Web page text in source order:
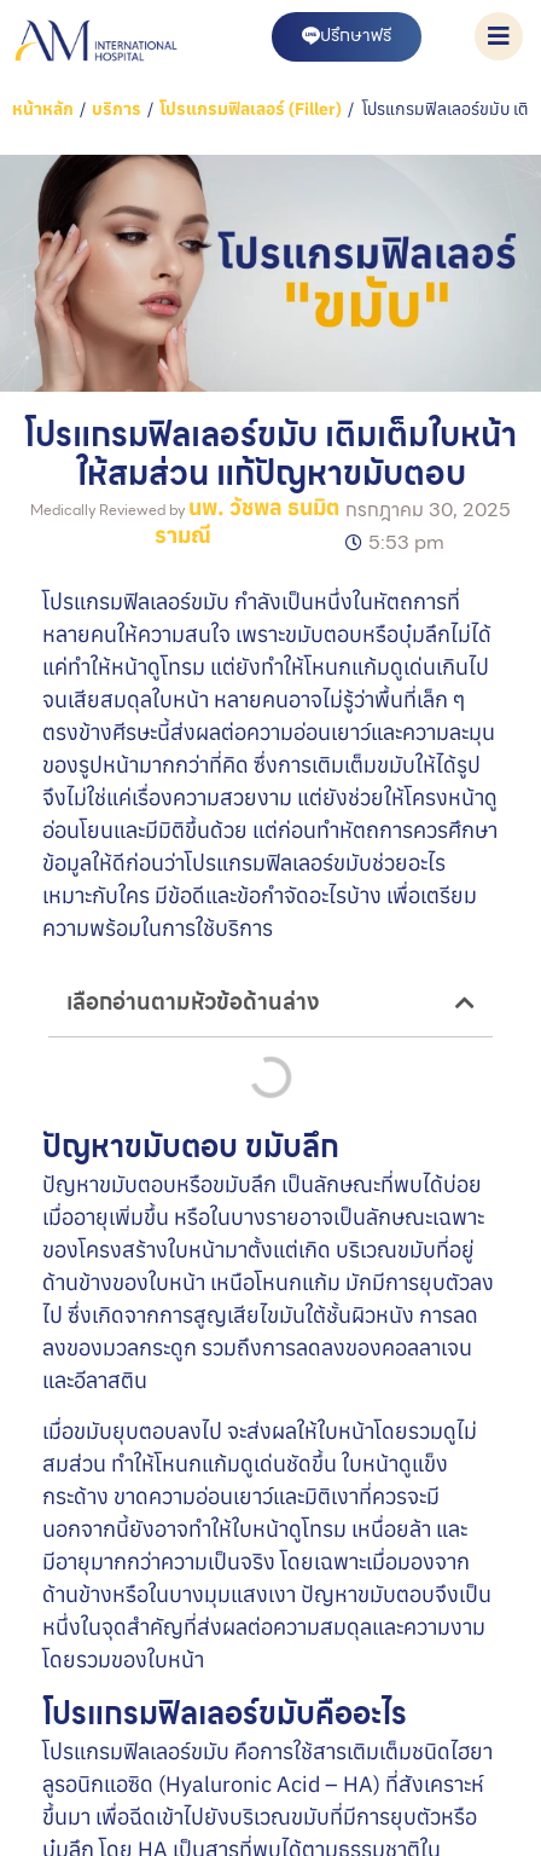
ปรึกษาฟรี
หน้าหลัก / บริการ / โปรแกรมฟิลเลอร์ (Filler) / โปรแกรมฟิลเลอร์ขมับ เติ
โปรแกรมฟิลเลอร์ขมับ เติมเต็มใบหน้า
ให้สมส่วน แก้ปัญหาขมับตอบ
Medically Reviewed by นพ. วัชพล ธนมิต
รามณี
กรกฎาคม 30, 2025
5:53 pm
โปรแกรมฟิลเลอร์ขมับ กำลังเป็นหนึ่งในหัตถการที่
หลายคนให้ความสนใจ เพราะขมับตอบหรือบุ๋มลึกไม่ได้
แค่ทำให้หน้าดูโทรม แต่ยังทำให้โหนกแก้มดูเด่นเกินไป
จนเสียสมดุลใบหน้า หลายคนอาจไม่รู้ว่าพื้นที่เล็ก ๆ
ตรงข้างศีรษะนี้ส่งผลต่อความอ่อนเยาว์และความละมุน
ของรูปหน้ามากกว่าที่คิด ซึ่งการเติมเต็มขมับให้ได้รูป
จึงไม่ใช่แค่เรื่องความสวยงาม แต่ยังช่วยให้โครงหน้าดู
อ่อนโยนและมีมิติขึ้นด้วย แต่ก่อนทำหัตถการควรศึกษา
ข้อมูลให้ดีก่อนว่าโปรแกรมฟิลเลอร์ขมับช่วยอะไร
เหมาะกับใคร มีข้อดีและข้อกำจัดอะไรบ้าง เพื่อเตรียม
ความพร้อมในการใช้บริการ
เลือกอ่านตามหัวข้อด้านล่าง
ปัญหาขมับตอบ ขมับลึก
ปัญหาขมับตอบหรือขมับลึก เป็นลักษณะที่พบได้บ่อย
เมื่ออายุเพิ่มขึ้น หรือในบางรายอาจเป็นลักษณะเฉพาะ
ของโครงสร้างใบหน้ามาตั้งแต่เกิด บริเวณขมับที่อยู่
ด้านข้างของใบหน้า เหนือโหนกแก้ม มักมีการยุบตัวลง
ไป ซึ่งเกิดจากการสูญเสียไขมันใต้ชั้นผิวหนัง การลด
ลงของมวลกระดูก รวมถึงการลดลงของคอลลาเจน
และอีลาสติน
เมื่อขมับยุบตอบลงไป จะส่งผลให้ใบหน้าโดยรวมดูไม่
สมส่วน ทำให้โหนกแก้มดูเด่นชัดขึ้น ใบหน้าดูแข็ง
กระด้าง ขาดความอ่อนเยาว์และมิติเงาที่ควรจะมี
นอกจากนี้ยังอาจทำให้ใบหน้าดูโทรม เหนื่อยล้า และ
มีอายุมากกว่าความเป็นจริง โดยเฉพาะเมื่อมองจาก
ด้านข้างหรือในบางมุมแสงเงา ปัญหาขมับตอบจึงเป็น
หนึ่งในจุดสำคัญที่ส่งผลต่อความสมดุลและความงาม
โดยรวมของใบหน้า
โปรแกรมฟิลเลอร์ขมับคืออะไร
โปรแกรมฟิลเลอร์ขมับ คือการใช้สารเติมเต็มชนิดไฮยา
ลูรอนิกแอซิด (Hyaluronic Acid – HA) ที่สังเคราะห์
ขึ้นมา เพื่อฉีดเข้าไปยังบริเวณขมับที่มีการยุบตัวหรือ
บุ๋มลึก โดย HA เป็นสารที่พบได้ตามธรรมชาติใน